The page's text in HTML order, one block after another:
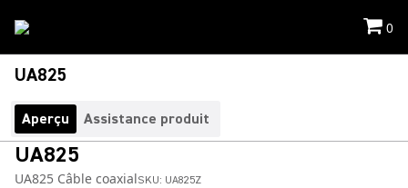
0
UA825
Aperçu Assistance produit
UA825
UA825 Câble coaxialSKU: UA825Z